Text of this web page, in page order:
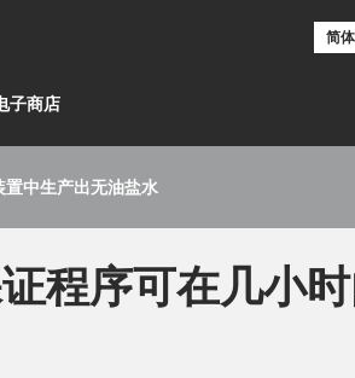
简
子商店​​​​​​​
置中生产出无油盐水
程序可在几小